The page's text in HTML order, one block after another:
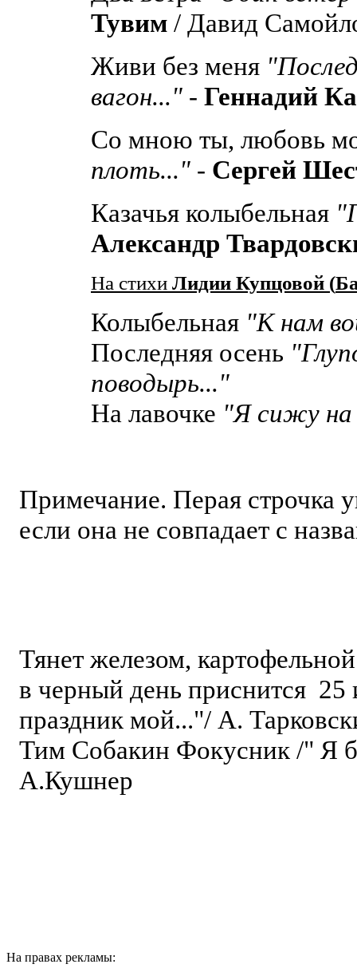
Тувим / Давид
Живи без меня
вагон..." - Геннадий
Со мною ты, любовь
плоть..." - Сергей
Казачья колыбельная
Александр
На стихи Лидии Купцовой (
Колыбельная "К нам
Последняя осень
поводырь..."
На лавочке "Я сижу на
Примечание. Перая строчка
если она не совпадает с
Тянет железом,
в черный день приснится
праздник мой..."/ А.
Тим Собакин Фокусник /" Я
А.Кушнер
На правах рекламы: